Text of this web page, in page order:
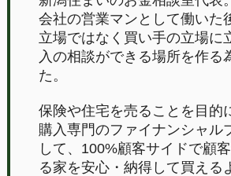
会社の営業マンとして働いた
立場ではなく買い手の立場に
入の相談ができる場所を作る
た。
保険や住宅を売ることを目的
購入専門のファイナンシャル
して、100%顧客サイドで顧
る家を安心・納得して買える